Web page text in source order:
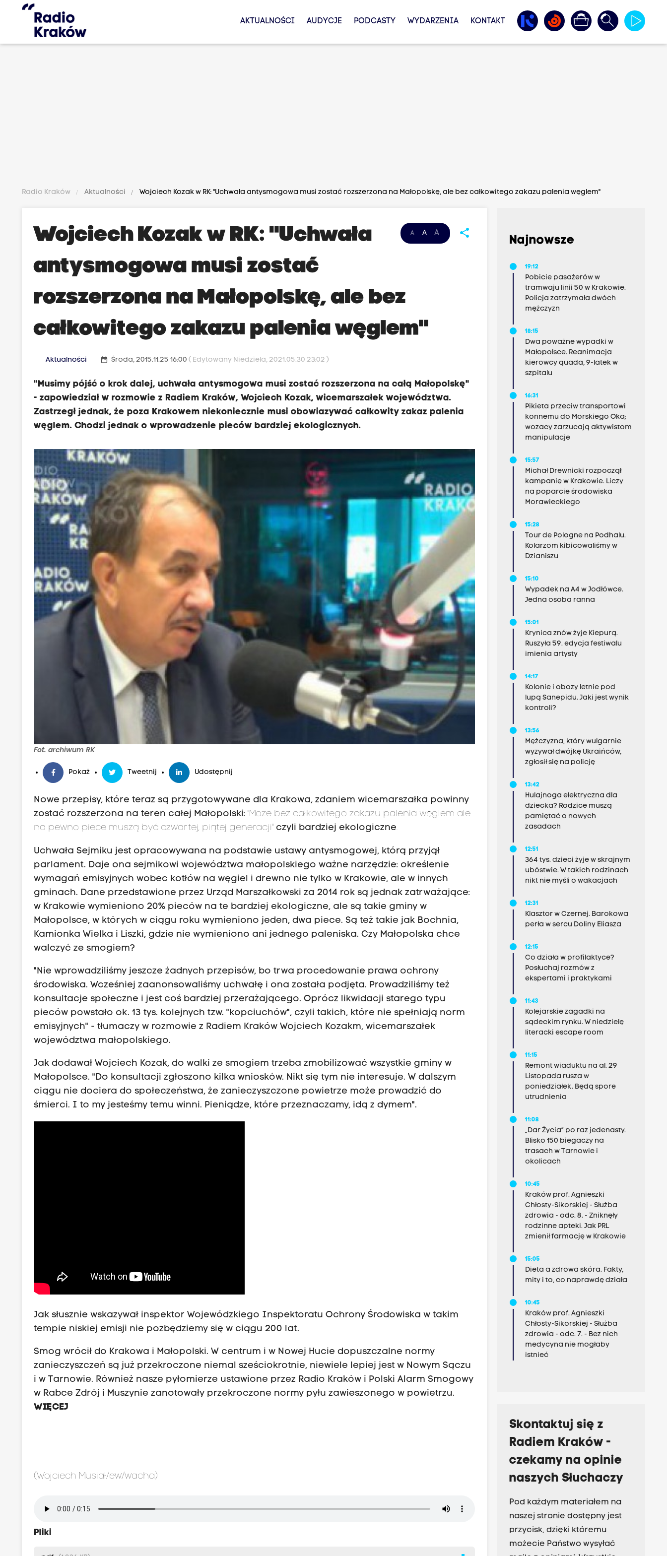
AKTUALNOŚCI AUDYCJE PODCASTY WYDARZENIA KONTAKT
Radio Kraków Aktualności Wojciech Kozak w RK: "Uchwała antysmogowa musi zostać rozszerzona na Małopolskę, ale bez całkowitego zakazu palenia węglem"
A A A share
Wojciech Kozak w RK: "Uchwała
antysmogowa musi zostać
rozszerzona na Małopolskę, ale bez
całkowitego zakazu palenia węglem"
Aktualności date_range Środa, 2015.11.25 16:00( Edytowany Niedziela, 2021.05.30 23:02 )
"Musimy pójść o krok dalej, uchwała antysmogowa musi zostać rozszerzona na całą Małopolskę"
- zapowiedział w rozmowie z Radiem Kraków, Wojciech Kozak, wicemarszałek województwa.
Zastrzegł jednak, że poza Krakowem niekoniecznie musi obowiazywać całkowity zakaz palenia
węglem. Chodzi jednak o wprowadzenie pieców bardziej ekologicznych.
Fot. archiwum RK
Pokaż Tweetnij Udostępnij
Nowe przepisy, które teraz są przygotowywane dla Krakowa, zdaniem wicemarszałka powinny
zostać rozszerzona na teren całej Małopolski:"Może bez całkowitego zakazu palenia węglem ale
na pewno piece muszą być czwartej, piątej generacji" czyli bardziej ekologiczne.
Uchwała Sejmiku jest opracowywana na podstawie ustawy antysmogowej, którą przyjął
parlament. Daje ona sejmikowi województwa małopolskiego ważne narzędzie: określenie
wymagań emisyjnych wobec kotłów na węgiel i drewno nie tylko w Krakowie, ale w innych
gminach. Dane przedstawione przez Urząd Marszałkowski za 2014 rok są jednak zatrważające:
w Krakowie wymieniono 20% pieców na te bardziej ekologiczne, ale są takie gminy w
Małopolsce, w których w ciągu roku wymieniono jeden, dwa piece. Są też takie jak Bochnia,
Kamionka Wielka i Liszki, gdzie nie wymieniono ani jednego paleniska. Czy Małopolska chce
walczyć ze smogiem?
"Nie wprowadziliśmy jeszcze żadnych przepisów, bo trwa procedowanie prawa ochrony
środowiska. Wcześniej zaanonsowaliśmy uchwałę i ona została podjęta. Prowadziliśmy też
konsultacje społeczne i jest coś bardziej przerażającego. Oprócz likwidacji starego typu
pieców powstało ok. 13 tys. kolejnych tzw. "kopciuchów", czyli takich, które nie spełniają norm
emisyjnych" - tłumaczy w rozmowie z Radiem Kraków Wojciech Kozakm, wicemarszałek
województwa małopolskiego.
Jak dodawał Wojciech Kozak, do walki ze smogiem trzeba zmobilizować wszystkie gminy w
Małopolsce. "Do konsultacji zgłoszono kilka wniosków. Nikt się tym nie interesuje. W dalszym
ciągu nie dociera do społeczeństwa, że zanieczyszczone powietrze może prowadzić do
śmierci. I to my jesteśmy temu winni. Pieniądze, które przeznaczamy, idą z dymem".
Jak słusznie wskazywał inspektor Wojewódzkiego Inspektoratu Ochrony Środowiska w takim
tempie niskiej emisji nie pozbędziemy się w ciągu 200 lat.
Smog wrócił do Krakowa i Małopolski. W centrum i w Nowej Hucie dopuszczalne normy
zanieczyszczeń są już przekroczone niemal sześciokrotnie, niewiele lepiej jest w Nowym Sączu
i w Tarnowie. Również nasze pyłomierze ustawione przez Radio Kraków i Polski Alarm Smogowy
w Rabce Zdrój i Muszynie zanotowały przekroczone normy pyłu zawieszonego w powietrzu.
WIĘCEJ
(Wojciech Musiał/ew/wacha)
Pliki
Najnowsze
19:12
Pobicie pasażerów w
tramwaju linii 50 w Krakowie.
Policja zatrzymała dwóch
mężczyzn
18:15
Dwa poważne wypadki w
Małopolsce. Reanimacja
kierowcy quada, 9-latek w
szpitalu
16:31
Pikieta przeciw transportowi
konnemu do Morskiego Oka;
wozacy zarzucają aktywistom
manipulacje
15:57
Michał Drewnicki rozpoczął
kampanię w Krakowie. Liczy
na poparcie środowiska
Morawieckiego
15:28
Tour de Pologne na Podhalu.
Kolarzom kibicowaliśmy w
Dzianiszu
15:10
Wypadek na A4 w Jodłówce.
Jedna osoba ranna
15:01
Krynica znów żyje Kiepurą.
Ruszyła 59. edycja festiwalu
imienia artysty
14:17
Kolonie i obozy letnie pod
lupą Sanepidu. Jaki jest wynik
kontroli?
13:56
Mężczyzna, który wulgarnie
wyzywał dwójkę Ukraińców,
zgłosił się na policję
13:42
Hulajnoga elektryczna dla
dziecka? Rodzice muszą
pamiętać o nowych
zasadach
12:51
364 tys. dzieci żyje w skrajnym
ubóstwie. W takich rodzinach
nikt nie myśli o wakacjach
12:31
Klasztor w Czernej. Barokowa
perła w sercu Doliny Eliasza
12:15
Co działa w profilaktyce?
Posłuchaj rozmów z
ekspertami i praktykami
11:43
Kolejarskie zagadki na
sądeckim rynku. W niedzielę
literacki escape room
11:15
Remont wiaduktu na al. 29
Listopada rusza w
poniedziałek. Będą spore
utrudnienia
11:08
„Dar Życia” po raz jedenasty.
Blisko 150 biegaczy na
trasach w Tarnowie i
okolicach
10:45
Kraków prof. Agnieszki
Chłosty-Sikorskiej - Służba
zdrowia - odc. 8. - Zniknęły
rodzinne apteki. Jak PRL
zmienił farmację w Krakowie
15:05
Dieta a zdrowa skóra. Fakty,
mity i to, co naprawdę działa
10:45
Kraków prof. Agnieszki
Chłosty-Sikorskiej - Służba
zdrowia - odc. 7. - Bez nich
medycyna nie mogłaby
istnieć
Skontaktuj się z
Radiem Kraków -
czekamy na opinie
naszych Słuchaczy
Pod każdym materiałem na
naszej stronie dostępny jest
przycisk, dzięki któremu
możecie Państwo wysyłać